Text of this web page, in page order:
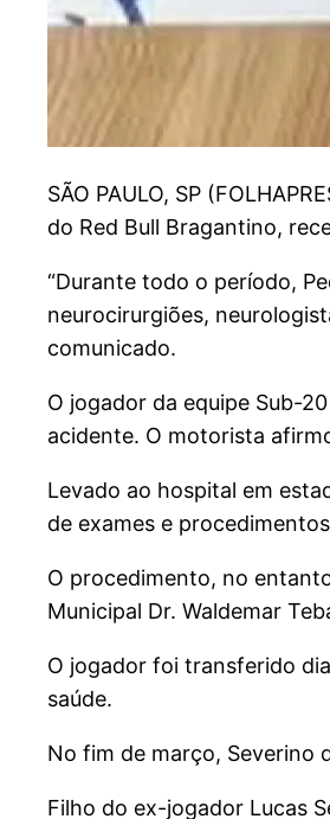
SÃO PAULO, SP
do Red Bull Bragantino,
“Durante todo o período,
neurocirurgiões,
comunicado.
O jogador da equipe Sub-
acidente. O motorista
Levado ao hospital em
de exames e
O procedimento, no
Municipal Dr. Waldemar
O jogador foi transferido
saúde.
No fim de março, Severino
Filho do ex-jogador Lucas